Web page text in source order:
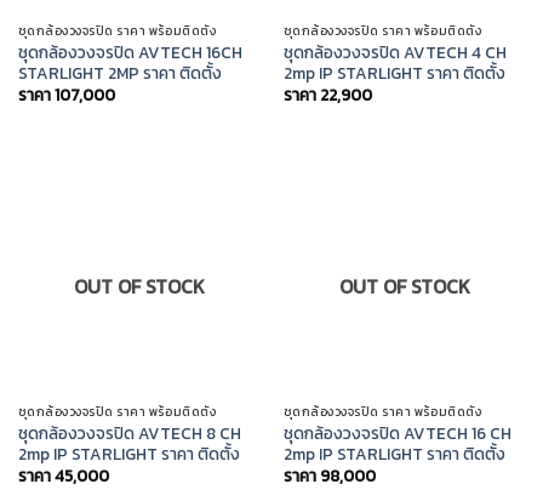
ชุดกล้องวงจรปิด ราคา พร้อมติดตั้ง
ชุดกล้องวงจรปิด AVTECH 16CH
STARLIGHT 2MP ราคา ติดตั้ง
ราคา107,000
ชุดกล้องวงจรปิด ราคา พร้อมติดตั้ง
ชุดกล้องวงจรปิด AVTECH 4 CH
2mp IP STARLIGHT ราคา ติดตั้ง
ราคา 22,900
OUT OF STOCK
ชุดกล้องวงจรปิด ราคา พร้อมติดตั้ง
ชุดกล้องวงจรปิด AVTECH 8 CH
2mp IP STARLIGHT ราคา ติดตั้ง
ราคา45,000
OUT OF STOCK
ชุดกล้องวงจรปิด ราคา พร้อมติดตั้ง
ชุดกล้องวงจรปิด AVTECH 16 CH
2mp IP STARLIGHT ราคา ติดตั้ง
ราคา 98,000